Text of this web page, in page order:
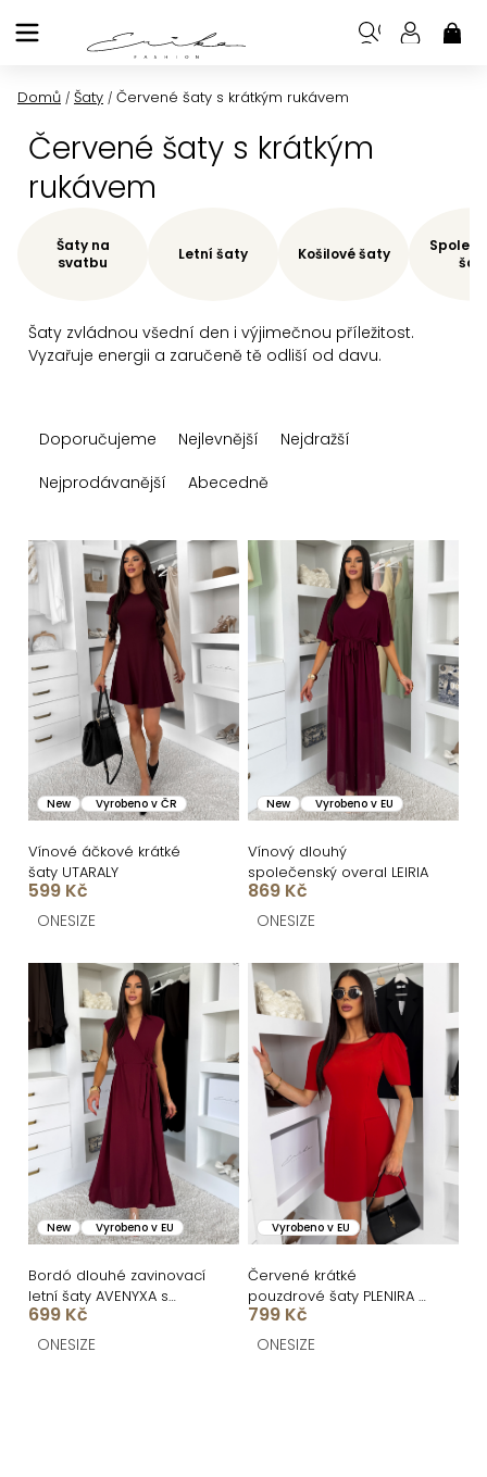
na
Domů / Šaty / Červené šaty s krátkým rukávem
Červené šaty s krátkým
rukávem
Šaty zvládnou všední den i výjimečnou příležitost.
Vyzařuje energii a zaručeně tě odliší od davu.
Šaty na
svatbu
Letní šaty Košilové šaty
a
n
í
p
r
o
d
u
k
t
ů
Doporučujeme Nejlevnější
Nejdražší
Nejprodávanější
Abecedně
V
ý
p
i
s
p
o
d
u
k
ů
New Vyrobeno v ČR
Vínové áčkové krátké
šaty UTARALY
599 Kč
ONESIZE
New Vyrobeno v EU
Vínový dlouhý
společenský overal LEIRIA
869 Kč
ONESIZE
New Vyrobeno v EU
Bordó dlouhé zavinovací
letní šaty AVENYXA s
páskem
699 Kč
ONESIZE
Vyrobeno v EU
Červené krátké
pouzdrové šaty PLENIRA s
krátkým rukávem
799 Kč
ONESIZE